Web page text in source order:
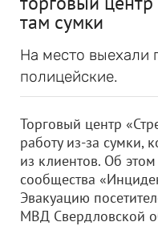
там сумки
На место выехали
полицейские.
Торговый центр
работу из-за сумки,
из клиентов. Об
сообщества
Эвакуацию
МВД Свердловской